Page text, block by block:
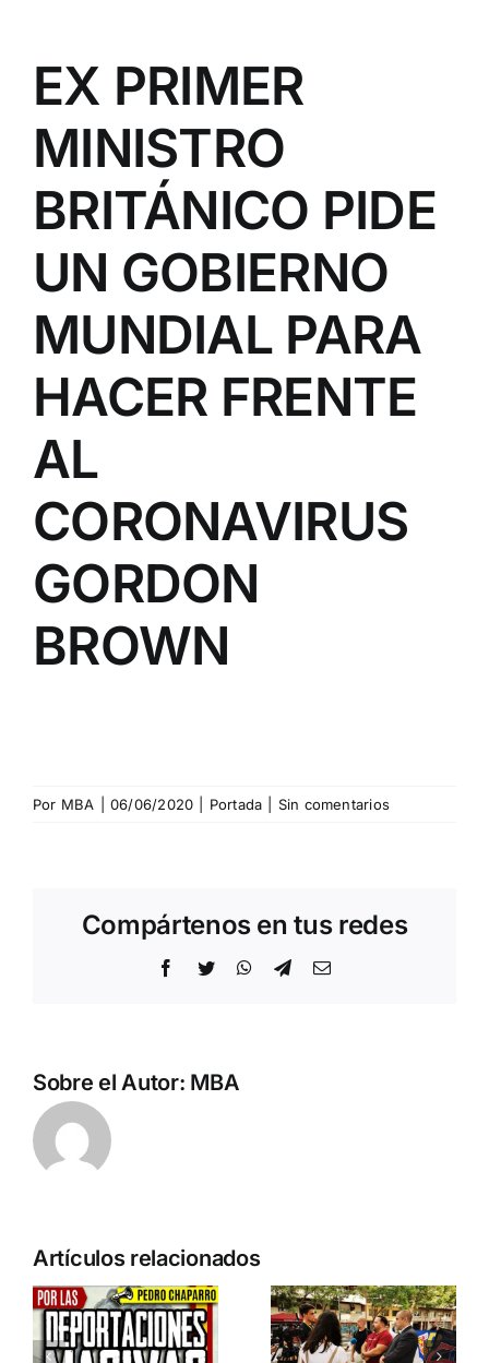
EX PRIMER
MINISTRO
BRITÁNICO PIDE
UN GOBIERNO
MUNDIAL PARA
HACER FRENTE
AL
CORONAVIRUS
GORDON
BROWN
Por MBA 06/06/2020 Portada Sin comentarios
Compártenos en tus redes
Facebook
Twitter WhatsApp
TelegramCorreo
Sobre el Autor: MBA
Artículos relacionados
Acto en
Barcelona:
España y
Serbia
acto DN
contra la
invasión